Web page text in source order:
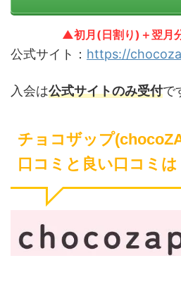
▲初月(日割り)＋翌月
公式サイト： https://
入会は公式サイトのみ受付で
チョコザップ
口コミと良い口コミは